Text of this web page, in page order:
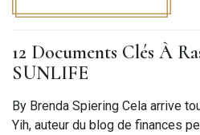
12 Documents Clés À
SUNLIFE
By Brenda Spiering Cela arrive
Yih, auteur du blog de finances